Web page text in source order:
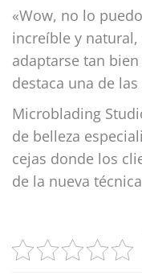
«Wow, no lo
increíble y
adaptarse tan
destaca una de
Microblading
de belleza
cejas donde los
de la nueva